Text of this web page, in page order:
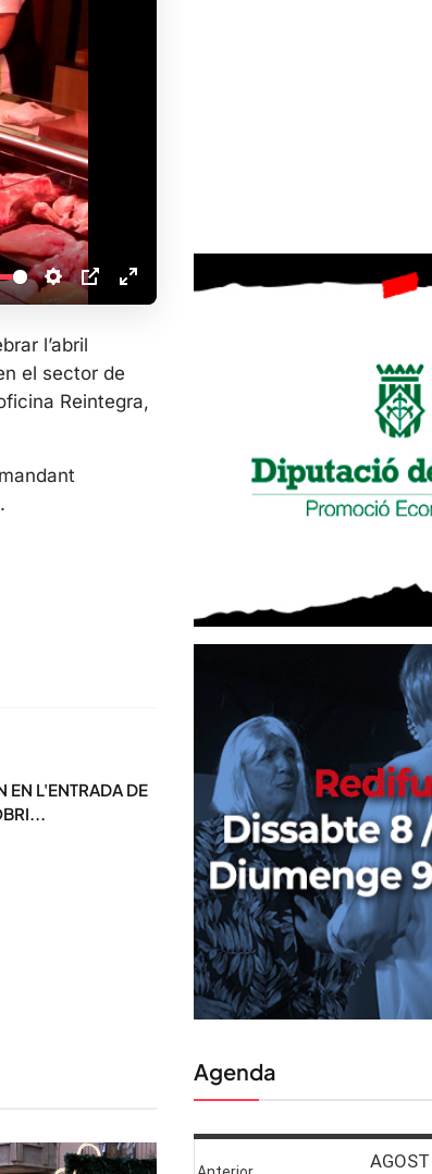
S
t
t
i
P
E
r
l’abril
el sector de
Reintegra,
EN L'ENTRADA DE
Agenda